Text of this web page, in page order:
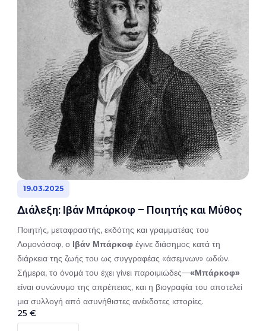
19.03.2025
Διάλεξη: Ιβάν Μπάρκοφ – Ποιητής και Μύθος
Ποιητής, μεταφραστής, εκδότης και γραμματέας του
Λομονόσοφ, ο Ιβάν Μπάρκοφ έγινε διάσημος κατά τη
διάρκεια της ζωής του ως συγγραφέας «άσεμνων» ωδών.
Σήμερα, το όνομά του έχει γίνει παροιμιώδες—«Μπάρκοφ»
είναι συνώνυμο της απρέπειας, και η βιογραφία του αποτελεί
μια συλλογή από ασυνήθιστες ανέκδοτες ιστορίες.
25 €